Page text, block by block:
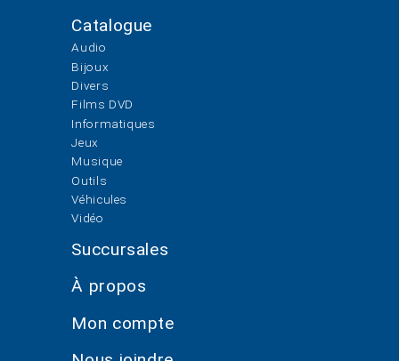
Catalogue
Audio
Bijoux
Divers
Films DVD
Informatiques
Jeux
Musique
Outils
Véhicules
Vidéo
Succursales
À propos
Mon compte